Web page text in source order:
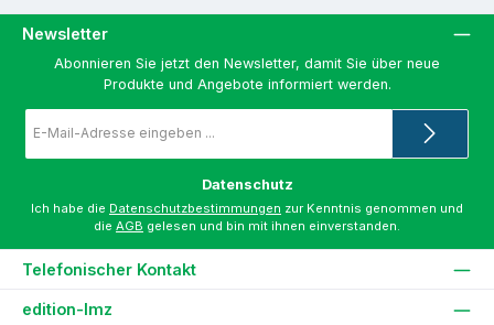
Newsletter
Abonnieren Sie jetzt den Newsletter, damit Sie über neue
Produkte und Angebote informiert werden.
Mail-
*
Datenschutz
Ich habe die Datenschutzbestimmungen zur Kenntnis genommen und
die AGB gelesen und bin mit ihnen einverstanden.
Telefonischer Kontakt
edition-lmz